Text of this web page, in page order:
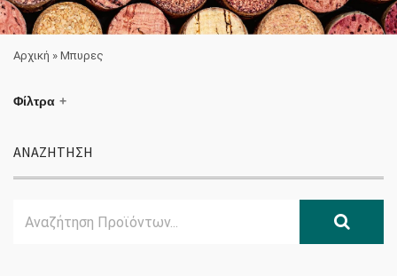
Αρχική » Μπυρες
Φίλτρα
ΑΝΑΖΗΤΗΣΗ
for: